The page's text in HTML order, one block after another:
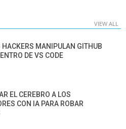
VIEW ALL
HACKERS MANIPULAN GITHUB
DE VS CODE
EL CEREBRO A LOS
CON IA PARA ROBAR